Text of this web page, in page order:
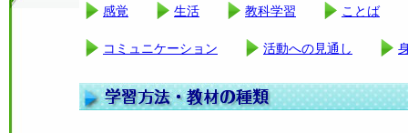
感覚 生活 教科学習 ことば
コミュニケーション 活動への見通し